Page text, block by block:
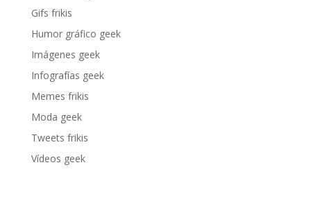
Gifs frikis
Humor gráfico geek
Imágenes geek
Infografías geek
Memes frikis
Moda geek
Tweets frikis
Vídeos geek